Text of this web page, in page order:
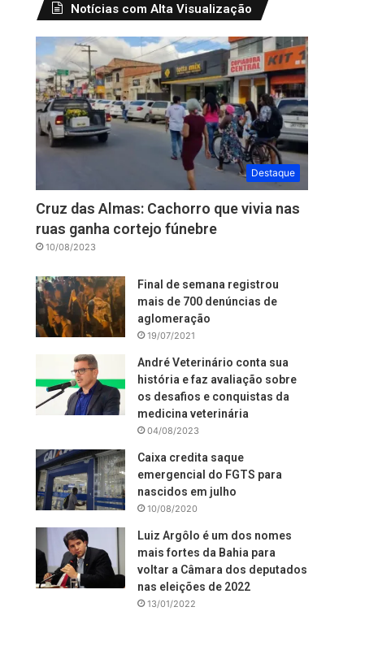
Notícias com Alta Visualização
Destaque
Cruz das Almas: Cachorro que vivia nas
ruas ganha cortejo fúnebre
10/08/2023
Final de semana registrou
mais de 700 denúncias de
aglomeração
19/07/2021
André Veterinário conta sua
história e faz avaliação sobre
os desafios e conquistas da
medicina veterinária
04/08/2023
Caixa credita saque
emergencial do FGTS para
nascidos em julho
10/08/2020
Luiz Argôlo é um dos nomes
mais fortes da Bahia para
voltar a Câmara dos deputados
nas eleições de 2022
13/01/2022